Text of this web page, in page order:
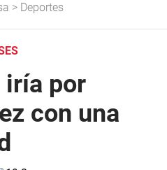
> Deportes
iría por
con una